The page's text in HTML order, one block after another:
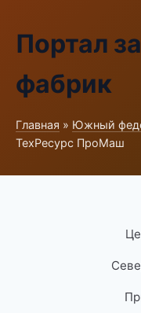
Портал
фабрик
Главная » Южный
ТехРесурс ПроМаш